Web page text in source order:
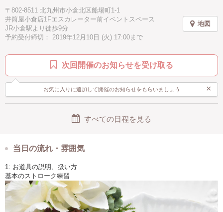
〒802-8511 北九州市小倉北区船場町1-1
井筒屋小倉店1Fエスカレーター前イベントスペース
JR小倉駅より徒歩9分
予約受付締切： 2019年12月10日 (火) 17:00まで
地図
次回開催のお知らせを受け取る
お気に入りに追加して開催のお知らせをもらいましょう ×
すべての日程を見る
当日の流れ・雰囲気
1: お道具の説明、扱い方
基本のストローク練習